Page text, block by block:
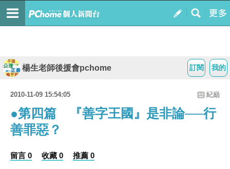
我的
訂閱
楊生老師後援會pchome
2010-11-09 15:54:05 紀巔
●第四篇 『善字王國』是非論──行
善罪惡？
留言 0 收藏 0 推薦 0